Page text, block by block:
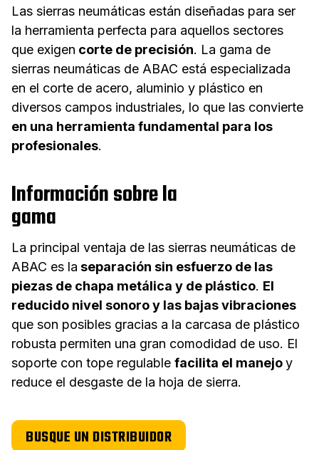
Las sierras neumáticas están diseñadas para ser
la herramienta perfecta para aquellos sectores
que exigen corte de precisión. La gama de
sierras neumáticas de ABAC está especializada
en el corte de acero, aluminio y plástico en
diversos campos industriales, lo que las convierte
en una herramienta fundamental para los
profesionales.
Información sobre la
gama
La principal ventaja de las sierras neumáticas de
ABAC es la separación sin esfuerzo de las
piezas de chapa metálica y de plástico. El
reducido nivel sonoro y las bajas vibraciones
que son posibles gracias a la carcasa de plástico
robusta permiten una gran comodidad de uso. El
soporte con tope regulable facilita el manejoy
reduce el desgaste de la hoja de sierra.
BUSQUE UN DISTRIBUIDOR